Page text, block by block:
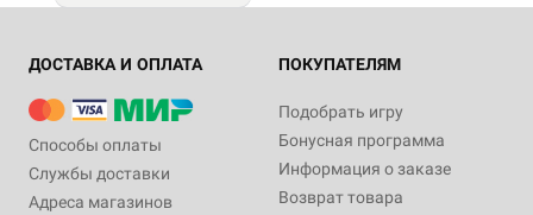
ДОСТАВКА И ОПЛАТА
Способы оплаты
Службы доставки
Адреса магазинов
ПОКУПАТЕЛЯМ
Подобрать игру
Бонусная программа
Информация о заказе
Возврат товара